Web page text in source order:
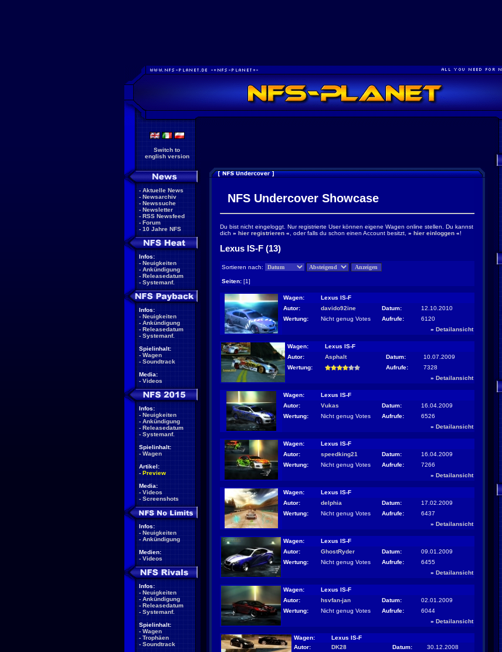
Switch to
english version
- Aktuelle News
- Newsarchiv
- Newssuche
- Newsletter
- RSS Newsfeed
- Forum
- 10 Jahre NFS
Infos:
- Neuigkeiten
- Ankündigung
- Releasedatum
- Systemanf.
Infos:
- Neuigkeiten
- Ankündigung
- Releasedatum
- Systemanf.
Spielinhalt:
- Wagen
- Soundtrack
Media:
- Videos
Infos:
- Neuigkeiten
- Ankündigung
- Releasedatum
- Systemanf.
Spielinhalt:
- Wagen
Artikel:
- Preview
Media:
- Videos
- Screenshots
Infos:
- Neuigkeiten
- Ankündigung
Medien:
- Videos
Infos:
- Neuigkeiten
- Ankündigung
- Releasedatum
- Systemanf.
Spielinhalt:
- Wagen
- Trophäen
- Soundtrack
NFS Undercover Showcase
Du bist nicht eingeloggt. Nur registrierte User können eigene Wagen online stellen. Du kannst
dich » hier registrieren « , oder falls du schon einen Account besitzt, » hier einloggen «!
Lexus IS-F (13)
Sortieren nach:
Seiten: [1]
Wagen:
Lexus IS-F
Autor:
davido92ine Datum:
12.10.2010
Wertung:
Nicht genug Votes Aufrufe:
6120
» Detailansicht
Wagen:
Lexus IS-F
Autor:
Asphalt Datum:
10.07.2009
Wertung:
Aufrufe:
7328
» Detailansicht
Wagen:
Lexus IS-F
Autor:
Vukas Datum:
16.04.2009
Wertung:
Nicht genug Votes Aufrufe:
6526
» Detailansicht
Wagen:
Lexus IS-F
Autor:
speedking21 Datum:
16.04.2009
Wertung:
Nicht genug Votes Aufrufe:
7266
» Detailansicht
Wagen:
Lexus IS-F
Autor:
delphia Datum:
17.02.2009
Wertung:
Nicht genug Votes Aufrufe:
6437
» Detailansicht
Wagen:
Lexus IS-F
Autor:
GhostRyder Datum:
09.01.2009
Wertung:
Nicht genug Votes Aufrufe:
6455
» Detailansicht
Wagen:
Lexus IS-F
Autor:
hsvfan-jan Datum:
02.01.2009
Wertung:
Nicht genug Votes Aufrufe:
6044
» Detailansicht
Wagen:
Lexus IS-F
Autor:
DK28 Datum:
30.12.2008